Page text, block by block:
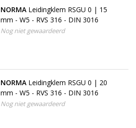
NORMA Leidingklem RSGU 0 | 15
mm - W5 - RVS 316 - DIN 3016
Nog niet gewaardeerd
NORMA Leidingklem RSGU 0 | 20
mm - W5 - RVS 316 - DIN 3016
Nog niet gewaardeerd